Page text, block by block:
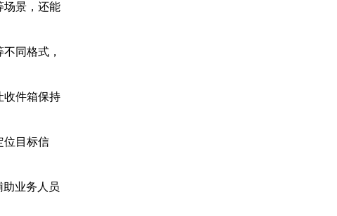
场景，还能
同格式，
收件箱保持
位目标信
助业务人员